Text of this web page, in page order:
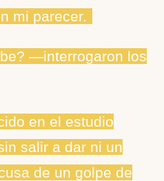
mi parecer.
―interrogaron los
en el estudio
salir a dar ni un
de un golpe de